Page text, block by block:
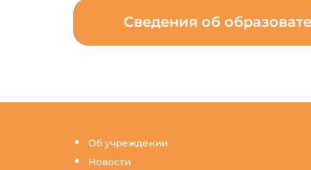
Сведения об
Об учреждении
Новости